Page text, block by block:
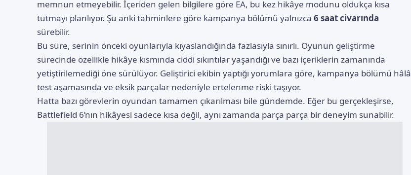
memnun etmeyebilir. İçeriden gelen bilgilere göre EA, bu kez hikâye modunu oldukça kısa
tutmayı planlıyor. Şu anki tahminlere göre kampanya bölümü yalnızca6 saat civarında
sürebilir.
Bu süre, serinin önceki oyunlarıyla kıyaslandığında fazlasıyla sınırlı. Oyunun geliştirme
sürecinde özellikle hikâye kısmında ciddi sıkıntılar yaşandığı ve bazı içeriklerin zamanında
yetiştirilemediği öne sürülüyor. Geliştirici ekibin yaptığı yorumlara göre, kampanya bölümü hâlâ
test aşamasında ve eksik parçalar nedeniyle ertelenme riski taşıyor.
Hatta bazı görevlerin oyundan tamamen çıkarılması bile gündemde. Eğer bu gerçekleşirse,
Battlefield 6’nın hikâyesi sadece kısa değil, aynı zamanda parça parça bir deneyim sunabilir.